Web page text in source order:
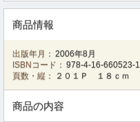
商品情報
出版年月： 2006年8月
ISBNコード： 978-4-16-660523-1
頁数・縦：
２０１Ｐ １８ｃｍ
商品の内容